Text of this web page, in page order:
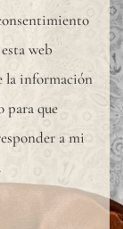
web
la información
para que
a mi